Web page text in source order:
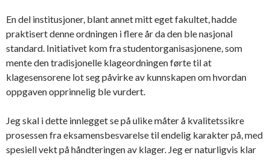
En del institusjoner, blant annet mitt eget fakultet, hadde
praktisert denne ordningen i flere år da den ble nasjonal
standard. Initiativet kom fra studentorganisasjonene, som
mente den tradisjonelle klageordningen førte til at
klagesensorene lot seg påvirke av kunnskapen om hvordan
oppgaven opprinnelig ble vurdert.
Jeg skal i dette innlegget se på ulike måter å kvalitetssikre
prosessen fra eksamensbesvarelse til endelig karakter på, med
spesiell vekt på håndteringen av klager. Jeg er naturligvis klar